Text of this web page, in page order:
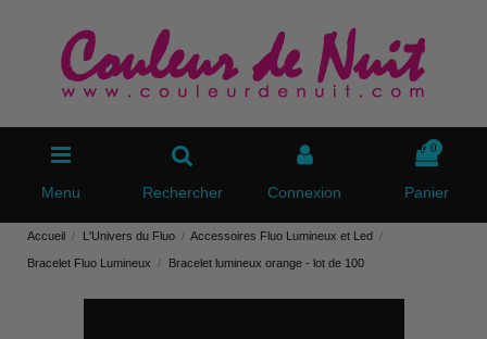
Menu Rechercher Connexion
0
Panier
Accueil L'Univers du Fluo Accessoires Fluo Lumineux et Led
Bracelet Fluo Lumineux Bracelet lumineux orange - lot de 100